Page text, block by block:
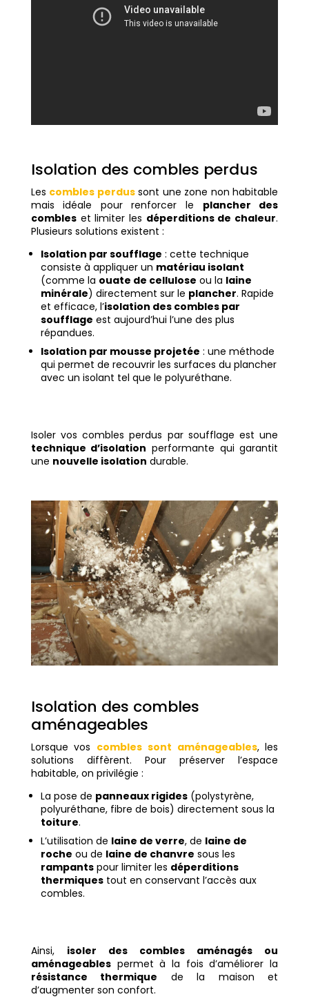
Isolation des combles perdus
Les combles perdussont une zone non habitable
mais idéale pour renforcer le plancher des
combleset limiter les déperditions de chaleur.
Plusieurs solutions existent :
Isolation par soufflage : cette technique
consiste à appliquer un matériau isolant
(comme la ouate de cellulose ou la laine
minérale) directement sur le plancher. Rapide
et efficace, l’isolation des combles par
soufflage est aujourd’hui l’une des plus
répandues.
Isolation par mousse projetée : une méthode
qui permet de recouvrir les surfaces du plancher
avec un isolant tel que le polyuréthane.
Isoler vos combles perdus par soufflage est une
technique d’isolation performante qui garantit
une nouvelle isolation durable.
Isolation des combles
aménageables
Lorsque vos combles sont aménageables, les
solutions diffèrent. Pour préserver l’espace
habitable, on privilégie :
La pose de panneaux rigides(polystyrène,
polyuréthane, fibre de bois) directement sous la
toiture.
L’utilisation de laine de verre, de laine de
roche ou de laine de chanvre sous les
rampantspour limiter les déperditions
thermiquestout en conservant l’accès aux
combles.
Ainsi, isoler des combles aménagés ou
aménageablespermet à la fois d’améliorer la
résistance thermique de la maison et
d’augmenter son confort.